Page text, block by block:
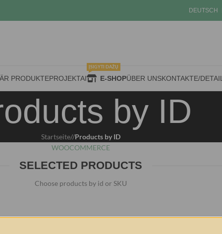
DEUTSCH
PRODUKTEPROJEKTAI E-SHOP
ĮSIGYTI DAŽŲ
ÜBER UNSKONTAKTE/
by ID
Startseite/ Products by ID
WOOCOMMERCE
SELECTED PRODUCTS
Choose products by id or SKU